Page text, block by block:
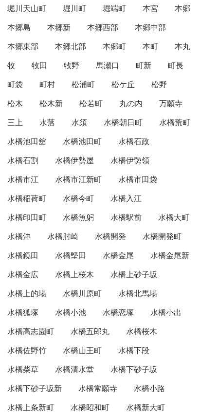
堀川天山町
堀川町 堀端町 本宮
本郷
本郷島
本郷新 本郷西部
本郷中部
本郷東部
本郷北部 本郷町 本町
本丸
牧
牧田 牧野 馬瀬口 町新
町長
町袋
町村 松浦町 松ケ丘
松野
松木
松木新 松若町 丸の内
万願寺
三上
水落 水須 水橋朝日町
水橋荒町
水橋池田舘
水橋池田町
水橋石政
水橋石割
水橋伊勢屋
水橋伊勢領
水橋市江
水橋市江新町
水橋市田袋
水橋稲荷町
水橋今町
水橋入江
水橋印田町
水橋魚躬 水橋駅前
水橋大町
水橋沖
水橋肘崎 水橋開発
水橋開発町
水橋鏡田
水橋堅田 水橋金尾
水橋金尾新
水橋金広
水橋上桜木
水橋上砂子坂
水橋上的場
水橋川原町
水橋北馬場
水橋狐塚
水橋小池 水橋恋塚
水橋小出
水橋高志園町
水橋五郎丸
水橋桜木
水橋佐野竹
水橋山王町
水橋下段
水橋柴草
水橋清水堂
水橋下砂子坂
水橋下砂子坂新
水橋常願寺
水橋小路
水橋上条新町
水橋昭和町
水橋新大町